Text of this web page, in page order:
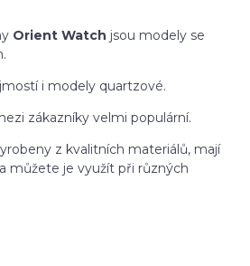
Orient Watch jsou modely se
i modely quartzové.
zákazníky velmi populární.
z kvalitních materiálů, mají
můžete je využít při různých